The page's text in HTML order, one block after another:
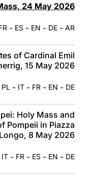
24 May 2026
AR
-
DE
-
EN
-
ES
-
of Cardinal Emil
15 May 2026
DE
-
EN
-
FR
-
IT
-
PL
Holy Mass and
Pompeii in Piazza
8 May 2026
DE
-
EN
-
ES
-
FR
-
IT